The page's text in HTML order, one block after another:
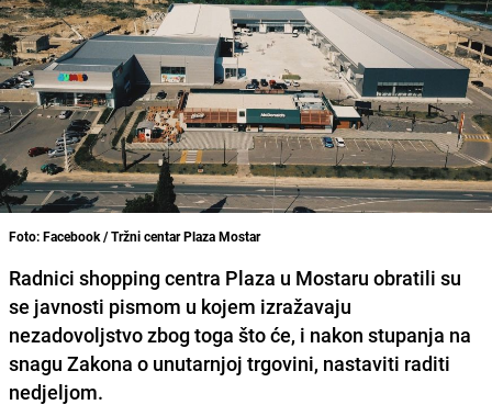
Foto: Facebook / Tržni centar Plaza Mostar
Radnici shopping centra Plaza u Mostaru obratili su
se javnosti pismom u kojem izražavaju
nezadovoljstvo zbog toga što će, i nakon stupanja na
snagu Zakona o unutarnjoj trgovini, nastaviti raditi
nedjeljom.